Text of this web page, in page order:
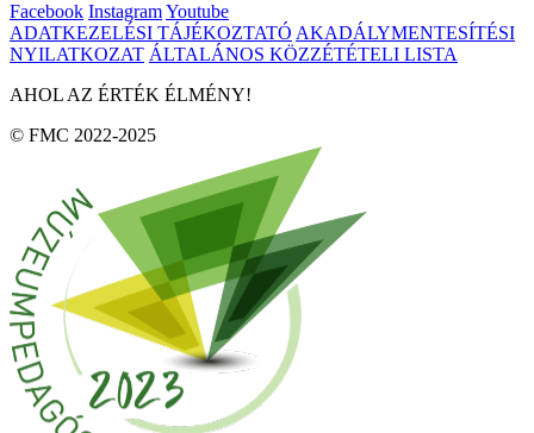
Facebook InstagramYoutube
ADATKEZELÉSI TÁJÉKOZTATÓ AKADÁLYMENTESÍTÉSI
NYILATKOZAT ÁLTALÁNOS KÖZZÉTÉTELI LISTA
AHOL AZ ÉRTÉK ÉLMÉNY!
© FMC 2022-2025